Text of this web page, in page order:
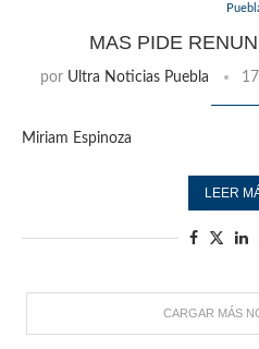
MAS PIDE
por Ultra Noticias Puebla
Miriam Espinoza
LEER
CARGAR MÁS